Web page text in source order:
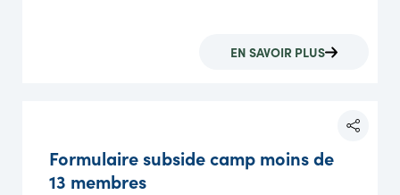
EN SAVOIR PLUS
Formulaire subside camp moins de
13 membres